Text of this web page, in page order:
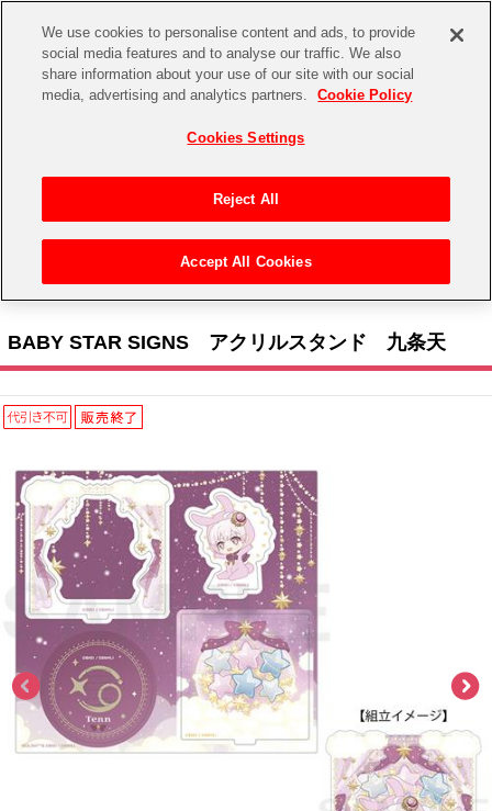
CHANNEL STORE EVENT
ゲーム 電子書籍
CD / Blu-ray
EVENT
ASOBI TICKET ASOBI STAGE
その他先行受付
プレミアム会員とは
アイドルマスターシリーズ
アイドルマスター
アイドルマスター シャイニーカラーズ
学園アイドルマスター
プロジェクトアイマス ヴイアライヴ
テイルズ オブ シリーズ
電音部
鉄拳
太鼓の達人
イベントグッズ
トイ・ホビー
> キャラクター > アイドリッシュセブン > BABY STAR SIGNS アクリルスタンド
BABY STAR SIGNS アクリルスタンド 九条天
We use cookies to personalise content and ads, to provide
social media features and to analyse our traffic. We also
share information about your use of our site with our social
media, advertising and analytics partners.
Cookie Policy
Cookies Settings
Reject All
Accept All Cookies